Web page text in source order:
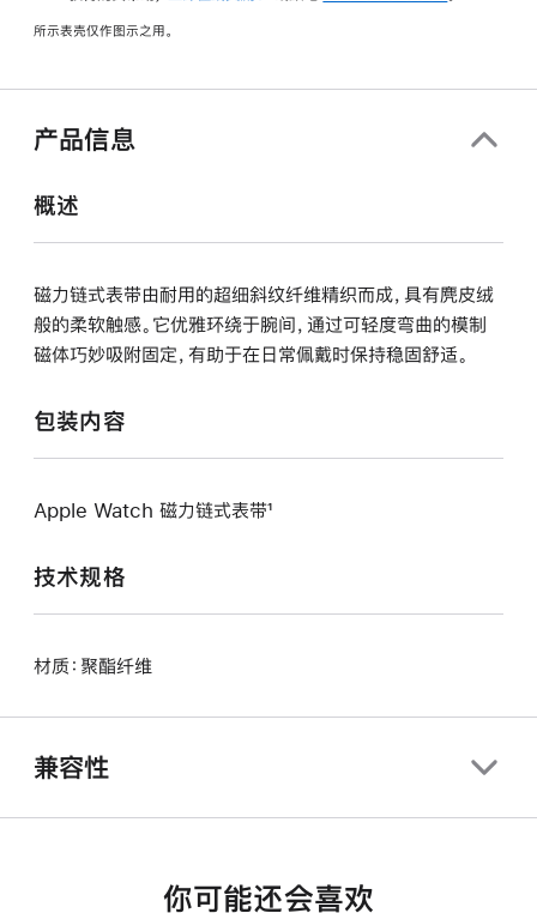
中
所示表壳仅作图示之用。
产品信息
概述
磁力链式表带由耐用的超细斜纹纤维精织而成，具有麂皮绒
般的柔软触感。它优雅环绕于腕间，通过可轻度弯曲的模制
磁体巧妙吸附固定，有助于在日常佩戴时保持稳固舒适。
包装内容
Apple Watch 磁力链式表带¹
技术规格
材质：聚酯纤维
兼容性
你可能还会喜欢